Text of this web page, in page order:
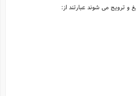
و ترویج می شوند عبارتند از: